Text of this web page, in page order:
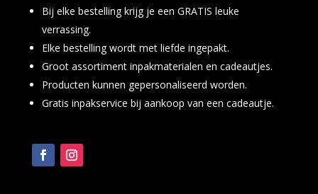
Bij elke bestelling krijg je een GRATIS leuke
verrassing.
Elke bestelling wordt met liefde ingepakt.
Groot assortiment inpakmaterialen en cadeautjes.
Producten kunnen gepersonaliseerd worden.
Gratis inpakservice bij aankoop van een cadeautje.